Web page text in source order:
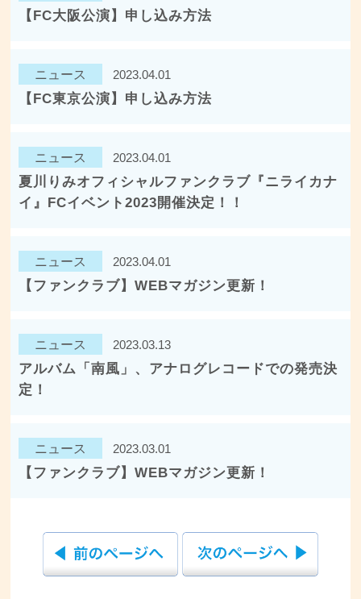
【FC大阪公演】申し込み方法
ニュース 2023.04.01
【FC東京公演】申し込み方法
ニュース 2023.04.01
夏川りみオフィシャルファンクラブ『ニライカナ
イ』FCイベント2023開催決定！！
ニュース 2023.04.01
【ファンクラブ】WEBマガジン更新！
ニュース 2023.03.13
アルバム「南風」、アナログレコードでの発売決
定！
ニュース 2023.03.01
【ファンクラブ】WEBマガジン更新！